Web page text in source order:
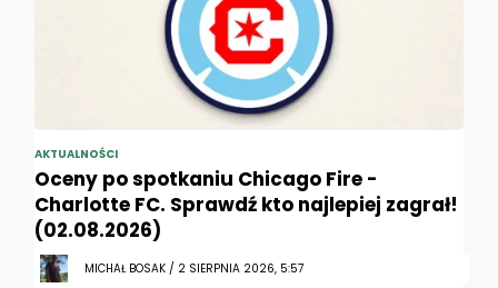
AKTUALNOŚCI
Oceny po spotkaniu Chicago Fire -
Charlotte FC. Sprawdź kto najlepiej zagrał!
(02.08.2026)
MICHAŁ BOSAK / 2 SIERPNIA 2026, 5:57